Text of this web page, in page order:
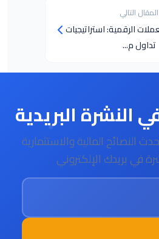
المقال التالي
الرقمية: استراتيجيات
تداول م...
النشرة البريدية
النصائح المالية والاستثمارية
في بريدك الإلكتروني